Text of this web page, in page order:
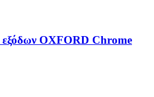
εξόδων OXFORD Chrome